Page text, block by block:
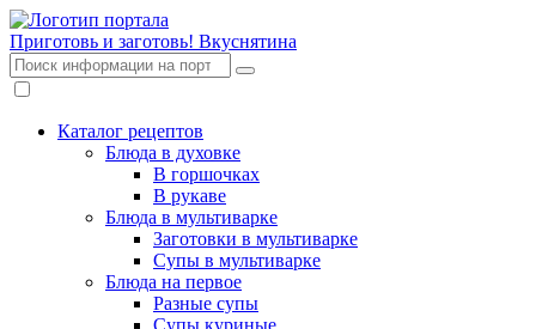
Приготовь и заготовь! Вкуснятина
Каталог рецептов
Блюда в духовке
В горшочках
В рукаве
Блюда в мультиварке
Заготовки в мультиварке
Супы в мультиварке
Блюда на первое
Разные супы
Супы куриные